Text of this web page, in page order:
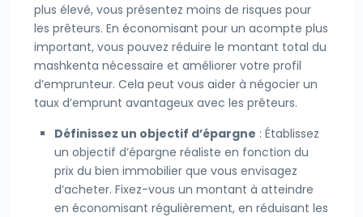
plus élevé, vous présentez moins de risques pour
les prêteurs. En économisant pour un acompte plus
important, vous pouvez réduire le montant total du
mashkenta nécessaire et améliorer votre profil
d’emprunteur. Cela peut vous aider à négocier un
taux d’emprunt avantageux avec les prêteurs.
Définissez un objectif d’épargne : Établissez
un objectif d’épargne réaliste en fonction du
prix du bien immobilier que vous envisagez
d’acheter. Fixez-vous un montant à atteindre
en économisant régulièrement, en réduisant les